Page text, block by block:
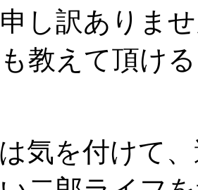
し訳ありま
教えて頂け
気を付けて